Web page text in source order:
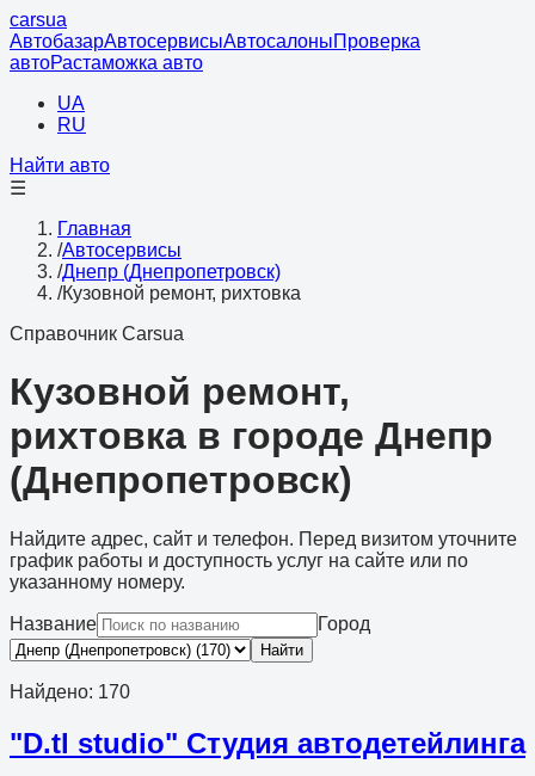
carsua
АвтобазарАвтосервисыАвтосалоныПроверка
автоРастаможка авто
UA
RU
Найти авто
☰
Главная
/Автосервисы
/Днепр (Днепропетровск)
/Кузовной ремонт, рихтовка
Справочник Carsua
Кузовной ремонт,
рихтовка в городе Днепр
(Днепропетровск)
Найдите адрес, сайт и телефон. Перед визитом уточните
график работы и доступность услуг на сайте или по
указанному номеру.
Название Город
Найти
Найдено: 170
"D.tl studio" Студия автодетейлинга